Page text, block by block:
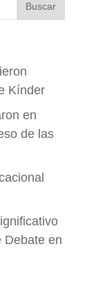
Kínder
en
de las
Debate en